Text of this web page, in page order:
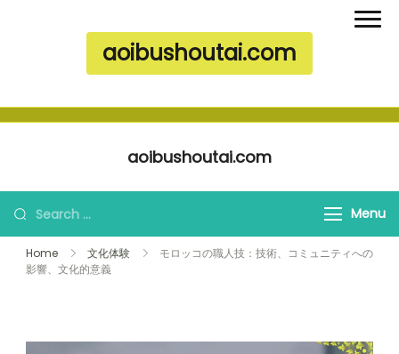
aoibushoutai.com
aoibushoutai.com
Search for: Menu
Home 文化体験
モロッコの職人技：技術、コミュニティへの
影響、文化的意義